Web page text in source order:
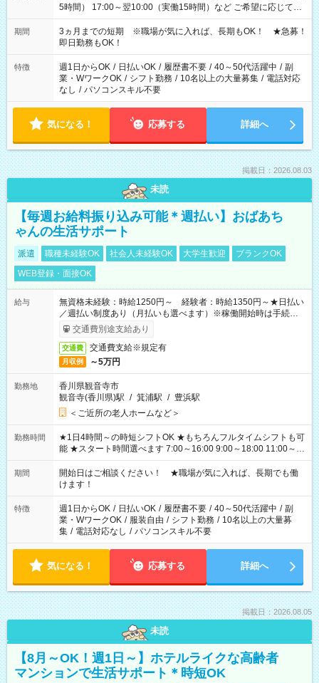
5時間） 17:00～翌10:00（実働15時間）など ご希望に応じて、
働く時間は調整できます！ お気軽に担当へ相談ください！
期間
3ヵ月までの短期 ※職場が気に入れば、長期もOK！ ★急募！
即日勤務もOK！
特徴 週1日からOK / 日払いOK / 履歴書不要 / 40～50代活躍中 / 副
業・WワークOK / シフト勤務 / 10名以上の大量募集 / 電話対応
なし / パソコンスキル不要
気になる！ 応募する 詳細へ
掲載日：2026.08.03
未読
【毎週お給料振り込み可能＊週払い】おばあち
ゃんの生活サポート
派遣 職種未経験OK 社会人未経験OK 大学生歓迎
ブランクOK
WEB登録・面接OK
給与
無資格未経験：時給1250円～ 経験者：時給1350円～★日払い
／週払い制度あり（月払いも選べます）※稼働開始時は手続き完
了次第のお支払いとなります。
交通費別途支給あり
交通費 交通費支給※規定有
月収例 ～5万円
勤務地
香川県観音寺市
観音寺(香川県)駅 / 箕浦駅 / 豊浜駅
＜ご近所の老人ホームなど＞
勤務時間
★1日4時間～の時短シフトOK ★もちろんフルタイムシフトも可
能 ★スタート時間選べます 7:00～16:00 9:00～18:00 11:00～
20:00 など 残業なし！ ※Wワークの場合、他のお仕事と合わせ
週40時間超の就業はご案内できません ※法令に基づき、週20時
間以上勤務は社会保険への加入対象となります ※労働者派遣法
（日雇い派遣の原則禁止）により、短時間・短期間の就業はご
案内が難しい場合があります
期間
開始日はご相談ください！ ★職場が気に入れば、長期でも働
けます！
特徴 週1日からOK / 日払いOK / 履歴書不要 / 40～50代活躍中 / 副
業・WワークOK / 服装自由 / シフト勤務 / 10名以上の大量募
集 / 電話対応なし / パソコンスキル不要
気になる！ 応募する 詳細へ
掲載日：2026.08.05
未読
【8月～OK！週1日～】ホテルライクな高齢者
マンションで生活サポート＊時短OK